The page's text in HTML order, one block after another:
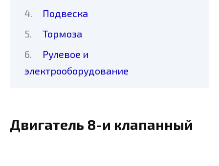
Подвеска
Тормоза
Рулевое и
электрооборудование
Двигатель 8-и клапанный